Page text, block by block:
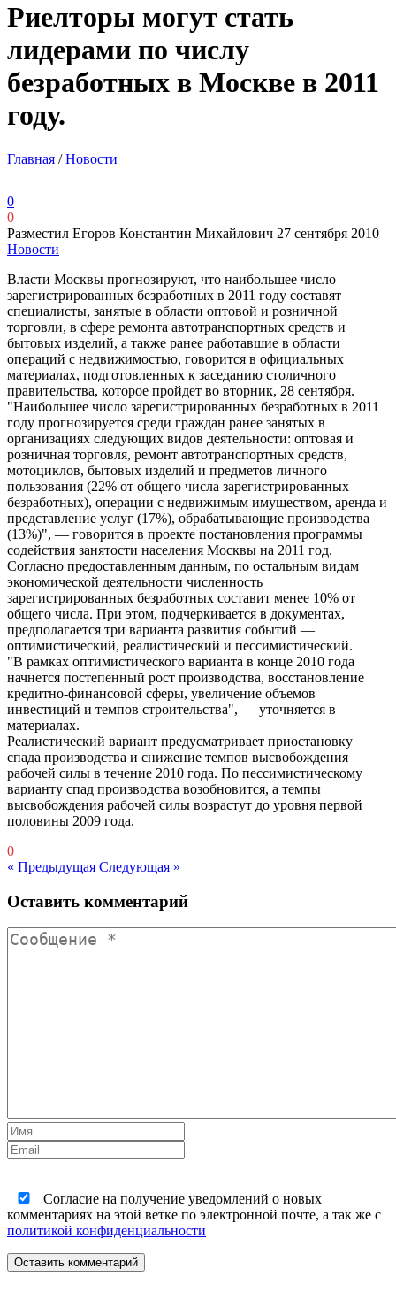
Риелторы могут стать
лидерами по числу
безработных в Москве в 2011
году.
Главная /Новости
0
0
Разместил Егоров Константин Михайлович 27 сентября 2010
Новости
Власти Москвы прогнозируют, что наибольшее число
зарегистрированных безработных в 2011 году составят
специалисты, занятые в области оптовой и розничной
торговли, в сфере ремонта автотранспортных средств и
бытовых изделий, а также ранее работавшие в области
операций с недвижимостью, говорится в официальных
материалах, подготовленных к заседанию столичного
правительства, которое пройдет во вторник, 28 сентября.
"Наибольшее число зарегистрированных безработных в 2011
году прогнозируется среди граждан ранее занятых в
организациях следующих видов деятельности: оптовая и
розничная торговля, ремонт автотранспортных средств,
мотоциклов, бытовых изделий и предметов личного
пользования (22% от общего числа зарегистрированных
безработных), операции с недвижимым имуществом, аренда и
представление услуг (17%), обрабатывающие производства
(13%)", — говорится в проекте постановления программы
содействия занятости населения Москвы на 2011 год.
Согласно предоставленным данным, по остальным видам
экономической деятельности численность
зарегистрированных безработных составит менее 10% от
общего числа. При этом, подчеркивается в документах,
предполагается три варианта развития событий —
оптимистический, реалистический и пессимистический.
"В рамках оптимистического варианта в конце 2010 года
начнется постепенный рост производства, восстановление
кредитно-финансовой сферы, увеличение объемов
инвестиций и темпов строительства", — уточняется в
материалах.
Реалистический вариант предусматривает приостановку
спада производства и снижение темпов высвобождения
рабочей силы в течение 2010 года. По пессимистическому
варианту спад производства возобновится, а темпы
высвобождения рабочей силы возрастут до уровня первой
половины 2009 года.
0
« Предыдущая Следующая »
Оставить комментарий
Согласие на получение уведомлений о новых
комментариях на этой ветке по электронной почте, а так же с
политикой конфиденциальности
Оставить комментарий